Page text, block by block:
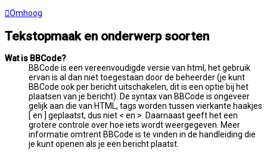
Omhoog
Tekstopmaak en onderwerp soorten
Wat is BBCode?
BBCode is een vereenvoudigde versie van html, het gebruik
ervan is al dan niet toegestaan door de beheerder (je kunt
BBCode ook per bericht uitschakelen, dit is een optie bij het
plaatsen van je bericht). De syntax van BBCode is ongeveer
gelijk aan die van HTML, tags worden tussen vierkante haakjes
[ en ] geplaatst, dus niet < en >. Daarnaast geeft het een
grotere controle over hoe iets wordt weergegeven. Meer
informatie omtrent BBCode is te vinden in de handleiding die
je kunt openen als je een bericht plaatst.